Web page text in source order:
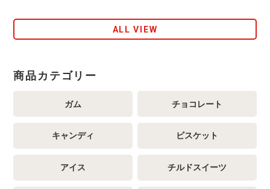
ALL VIEW
商品カテゴリー
ガム チョコレート
キャンディ ビスケット
アイス チルドスイーツ